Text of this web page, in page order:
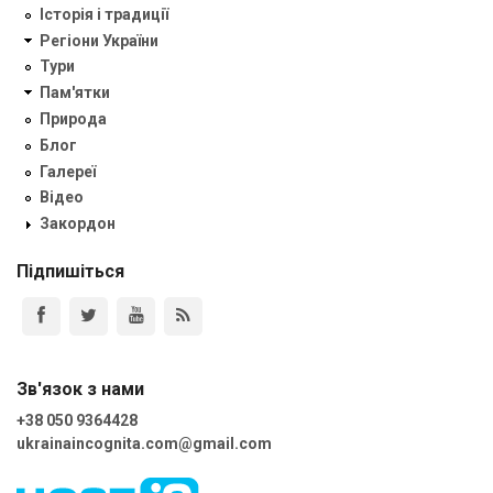
Історія і традиції
Регіони України
Тури
Пам'ятки
Природа
Блог
Галереї
Відео
Закордон
Підпишіться
Зв'язок з нами
+38 050 9364428
ukrainaincognita.com@gmail.com